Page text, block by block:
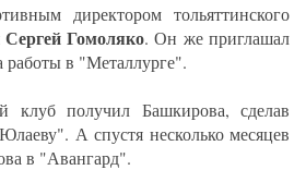
директором тольяттинского
Сергей Гомоляко. Он же приглашал
работы в "Металлурге".
клуб получил Башкирова, сделав
А спустя несколько месяцев
в "Авангард".